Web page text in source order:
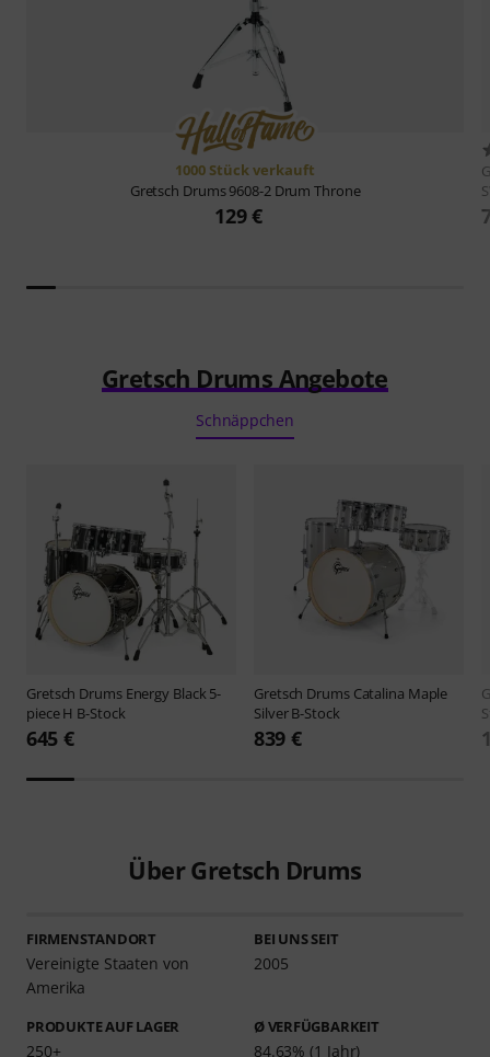
1000 Stück verkauft
Gretsch Drums9608-2 Drum Throne
129 €
Gretsch Drums Angebote
Schnäppchen
Gretsch Drums Energy Black 5-
piece H B-Stock
645 €
Gretsch Drums Catalina Maple
Silver B-Stock
839 €
Über Gretsch Drums
FIRMENSTANDORT
Vereinigte Staaten von
Amerika
BEI UNS SEIT
2005
PRODUKTE AUF LAGER
250+
Ø VERFÜGBARKEIT
84.63% (1 Jahr)